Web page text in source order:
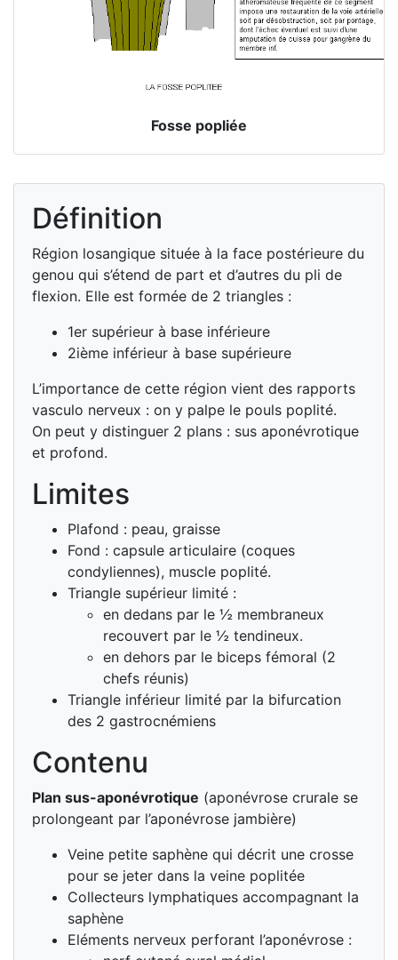
Fosse popliée
Définition
Région losangique située à la face postérieure du
genou qui s’étend de part et d’autres du pli de
flexion. Elle est formée de 2 triangles :
1er supérieur à base inférieure
2ième inférieur à base supérieure
L’importance de cette région vient des rapports
vasculo nerveux : on y palpe le pouls poplité.
On peut y distinguer 2 plans : sus aponévrotique
et profond.
Limites
Plafond : peau, graisse
Fond : capsule articulaire (coques
condyliennes), muscle poplité.
Triangle supérieur limité :
en dedans par le ½ membraneux
recouvert par le ½ tendineux.
en dehors par le biceps fémoral (2
chefs réunis)
Triangle inférieur limité par la bifurcation
des 2 gastrocnémiens
Contenu
Plan sus-aponévrotique (aponévrose crurale se
prolongeant par l’aponévrose jambière)
Veine petite saphène qui décrit une crosse
pour se jeter dans la veine poplitée
Collecteurs lymphatiques accompagnant la
saphène
Eléments nerveux perforant l’aponévrose :